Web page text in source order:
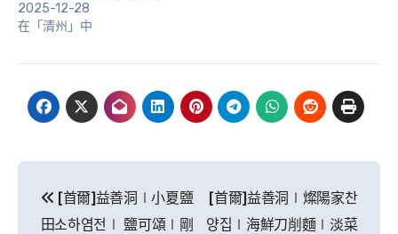
2025-12-28
在「清州」中
章
[首爾]益善洞∣小夏鹽
田소하염전∣ 鹽可頌∣剛
[首爾]益善洞∣燦陽家찬
양집∣海鮮刀削麵∣淡菜